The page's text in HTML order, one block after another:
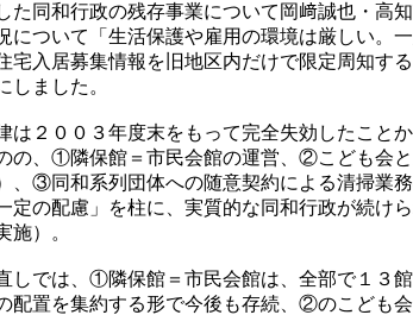
た同和行政の残存事業について岡﨑誠也・高
について「生活保護や雇用の環境は厳しい。
宅入居募集情報を旧地区内だけで限定周知す
しました。
は２００３年度末をもって完全失効したこと
の、①隣保館＝市民会館の運営、②こども会
、③同和系列団体への随意契約による清掃業
定の配慮」を柱に、実質的な同和行政が続け
施）。
しでは、①隣保館＝市民会館は、全部で１３
配置を集約する形で今後も存続、②のこども